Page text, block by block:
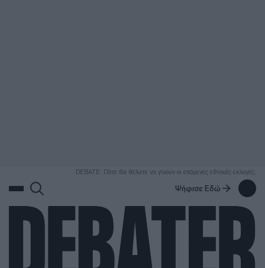
DEBATE: Πότε θα θέλατε να γίνουν οι επόμενες εθνικές εκλογές;
Ψήφισε Εδώ